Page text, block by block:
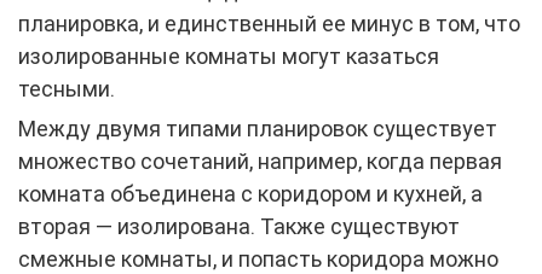
планировка, и единственный ее минус в том, что
изолированные комнаты могут казаться
тесными.
Между двумя типами планировок существует
множество сочетаний, например, когда первая
комната объединена с коридором и кухней, а
вторая — изолирована. Также существуют
смежные комнаты, и попасть коридора можно